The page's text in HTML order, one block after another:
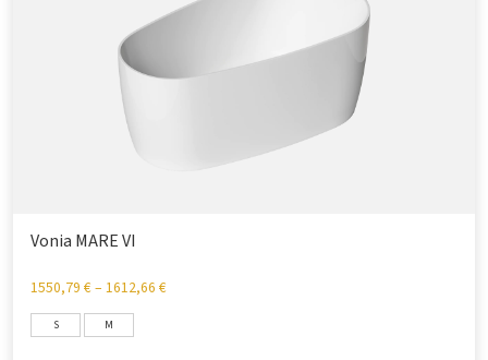
Vonia MARE VI
1550,79 €– 1612,66 €
S M